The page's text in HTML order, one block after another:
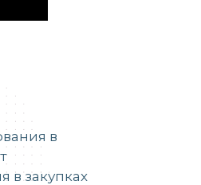
в
в закупках